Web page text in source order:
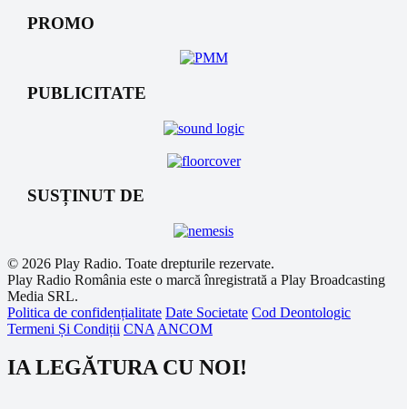
PROMO
PUBLICITATE
SUSȚINUT DE
© 2026 Play Radio. Toate drepturile rezervate.
Play Radio România este o marcă înregistrată a Play Broadcasting
Media SRL.
Politica de confidențialitate Date Societate Cod Deontologic
Termeni Și Condiții CNA ANCOM
IA LEGĂTURA CU NOI!